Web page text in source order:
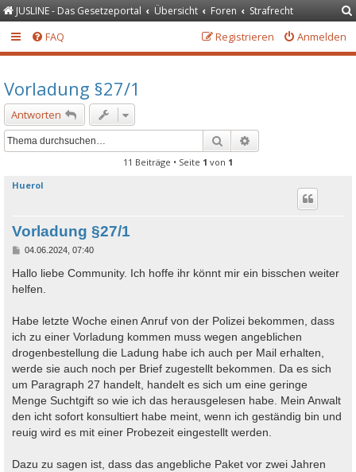
JUSLINE - Das Gesetzeportal Übersicht Foren Strafrecht
FAQ Anmelden
Registrieren
Vorladung §27/1
Antworten
Suche
11 Beiträge • Seite 1 von 1
Huerol
Vorladung §27/1
B
i
t
r
04.06.2024, 07:40
Hallo liebe Community. Ich hoffe ihr könnt mir ein bisschen weiter
helfen.
Habe letzte Woche einen Anruf von der Polizei bekommen, dass
ich zu einer Vorladung kommen muss wegen angeblichen
drogenbestellung die Ladung habe ich auch per Mail erhalten,
werde sie auch noch per Brief zugestellt bekommen. Da es sich
um Paragraph 27 handelt, handelt es sich um eine geringe
Menge Suchtgift so wie ich das herausgelesen habe. Mein Anwalt
den icht sofort konsultiert habe meint, wenn ich geständig bin und
reuig wird es mit einer Probezeit eingestellt werden.
Dazu zu sagen ist, dass das angebliche Paket vor zwei Jahren